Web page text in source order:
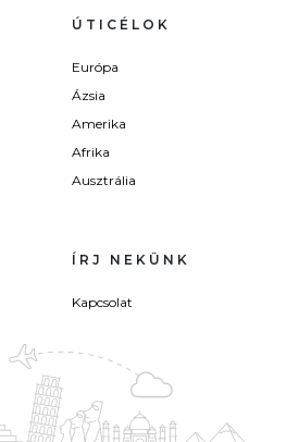
ÚTICÉLOK
Európa
Ázsia
Amerika
Afrika
Ausztrália
ÍRJ NEKÜNK
Kapcsolat